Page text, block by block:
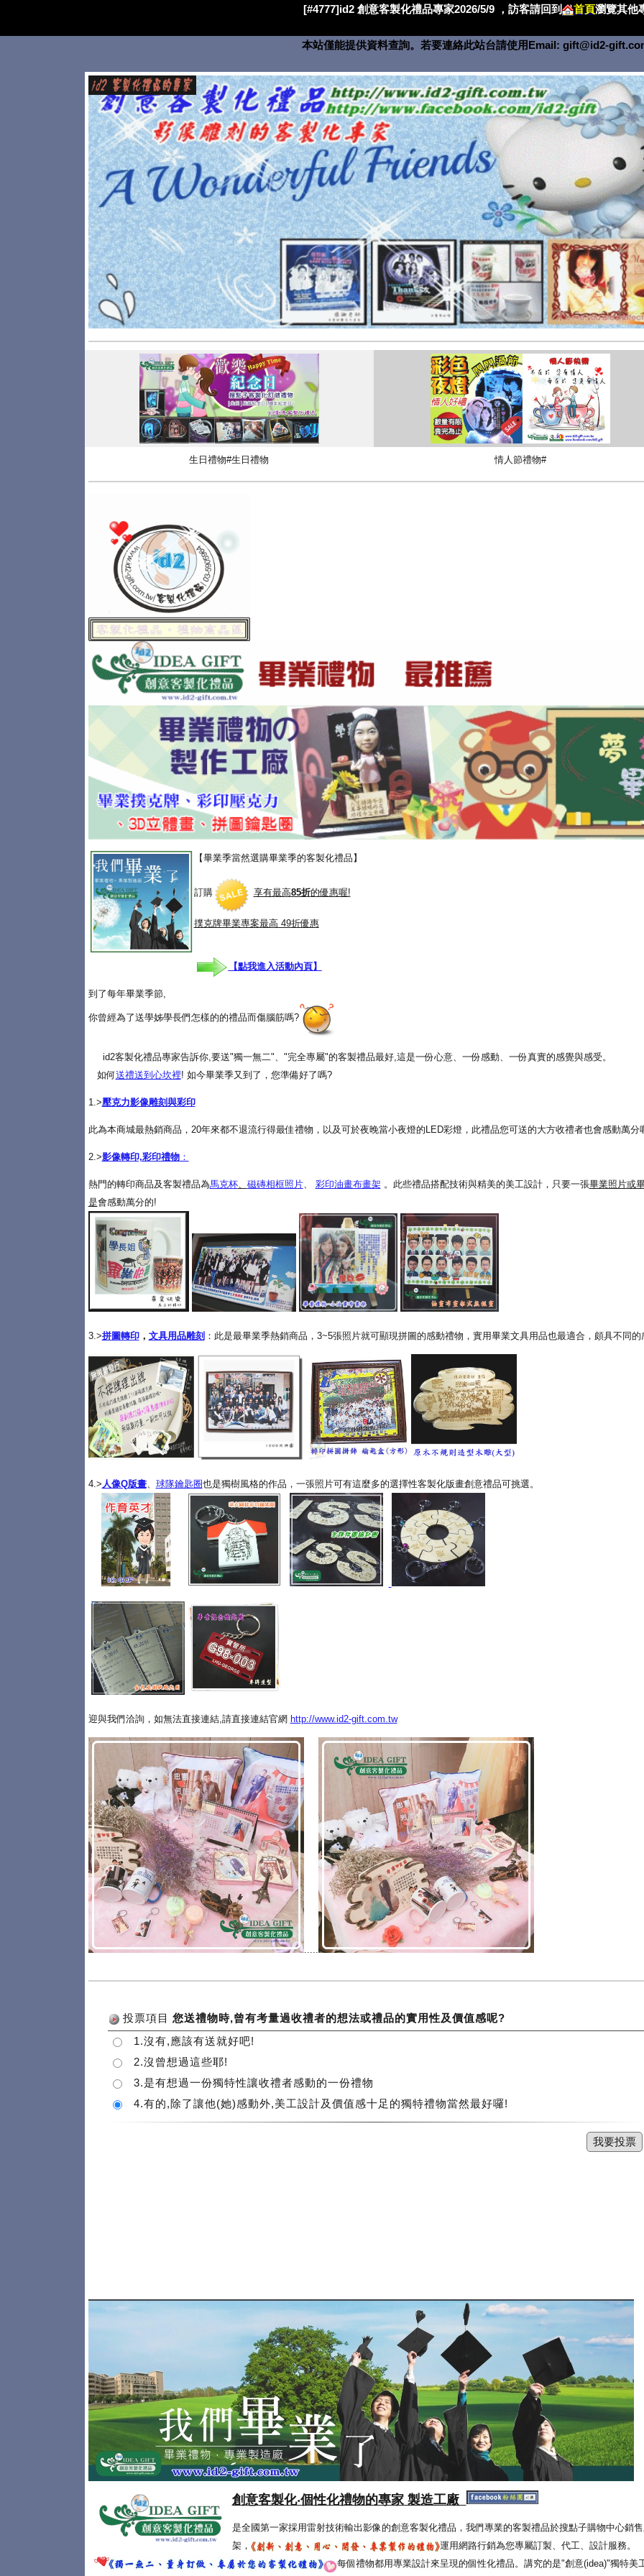
[#4777]id2 創意客製化禮品專家2026/5/9 ，訪客請回到 首頁瀏覽其他
本站僅能提供資料查詢。若要連絡此站台請使用Email: gift@id2-
生日禮物#生日禮物 情人節禮物#
【畢業季當然選購畢業季的客製化禮品】
訂購 享有最高85折的優惠喔!
撲克牌畢業專案最高 49折優惠
【點我進入活動內頁】
到了每年畢業季節,
你曾經為了送學姊學長們怎樣的的禮品而傷腦筋嗎?
id2客製化禮品專家告訴你,要送"獨一無二"、"完全專屬"的客製禮品最好,這是一份心意、一份感動、一份真實的感覺與感受。
如何送禮送到心坎裡! 如今畢業季又到了，您準備好了嗎?
1.>壓克力影像雕刻與彩印
此為本商城最熱銷商品，20年來都不退流行得最佳禮物，以及可於夜晚當小夜燈的LED彩燈，此禮品您可送的大方收禮者也會感動萬分
2.>影像轉印,彩印禮物：
熱門的轉印商品及客製禮品為馬克杯、 磁磚相框照片、 彩印油畫布畫架 。此些禮品搭配技術與精美的美工設計，只要一張畢業照片或
是會感動萬分的!
3.>拼圖轉印， 文具用品雕刻 ：此是最畢業季熱銷商品，3~5張照片就可顯現拼圖的感動禮物，實用畢業文具用品也最適合，頗具不同
4.> 人像Q版畫、 球隊鑰匙圈也是獨樹風格的作品，一張照片可有這麼多的選擇性客製化版畫創意禮品可挑選。
迎與我們洽詢，如無法直接連結,請直接連結官網 http://www.id2-gift.com.tw
.....
創意客製化‧個性化禮物的專家 製造工廠
是全國第一家採用雷射技術輸出影像的創意客製化禮品，我們專業的客製禮品於搜點子購物中心銷
架，
運用網路行銷為您專屬訂製、代工、設計服務。
每個禮物都用專業設計來呈現的個性化禮品。講究的是"創意(idea)"獨特美